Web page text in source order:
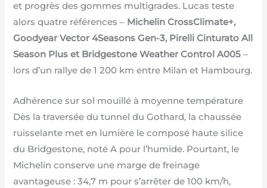
et progrès des gommes multigrades. Lucas teste
alors quatre références – Michelin CrossClimate+,
Goodyear Vector 4Seasons Gen-3, Pirelli Cinturato All
Season Plus et Bridgestone Weather Control A005 –
lors d’un rallye de 1 200 km entre Milan et Hambourg.
Adhérence sur sol mouillé à moyenne température
Dès la traversée du tunnel du Gothard, la chaussée
ruisselante met en lumière le composé haute silice
du Bridgestone, noté A pour l’humide. Pourtant, le
Michelin conserve une marge de freinage
avantageuse : 34,7 m pour s’arrêter de 100 km/h,